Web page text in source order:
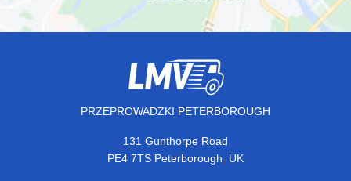
PRZEPROWADZKI PETERBOROUGH
131 Gunthorpe Road
PE4 7TS Peterborough, UK